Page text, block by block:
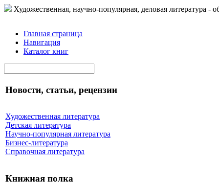
Художественная, научно-популярная, деловая литература -
Главная страница
Навигация
Каталог книг
Новости, статьи, рецензии
Художественная литература
Детская литература
Научно-популярная литература
Бизнес-литература
Справочная литература
Книжная полка